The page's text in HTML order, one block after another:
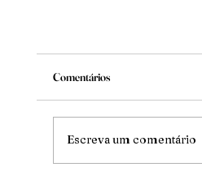
Mude
Comentários
Escreva um comentário